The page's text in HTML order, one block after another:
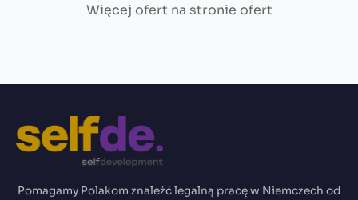
Więcej ofert na stronie ofert
Pomagamy Polakom znaleźć legalną pracę w Niemczech od